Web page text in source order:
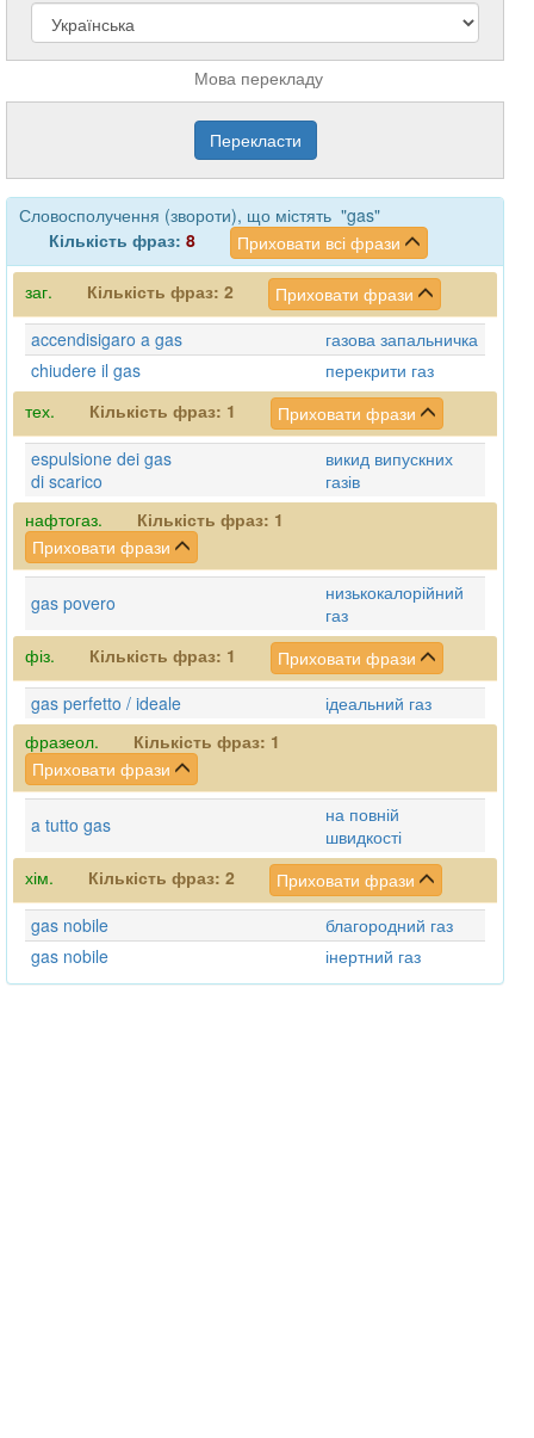
Мова перекладу
Словосполучення (звороти), що містять "gas"
Кількість фраз: 8 Приховати всі фрази
заг. Кількість фраз: 2
Приховати фрази
accendisigaro a gas
газова запальничка
chiudere il gas
перекрити газ
тех.
Кількість фраз: 1
Приховати фрази
espulsione dei gas
di scarico
викид випускних
газів
нафтогаз.
Кількість фраз: 1
Приховати фрази
gas povero
низькокалорійний
газ
фіз.
Кількість фраз: 1
Приховати фрази
gas perfetto / ideale
ідеальний газ
фразеол.
Кількість фраз: 1
Приховати фрази
a tutto gas
на повній
швидкості
хім.
Кількість фраз: 2
Приховати фрази
gas nobile
благородний газ
gas nobile
інертний газ